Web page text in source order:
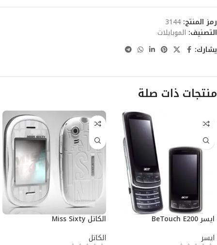
رمز المنتج: 3144
التصنيف: الموبايلات
يشارك:
منتجات ذات صلة
ايسر BeTouch E200
ايسر
الكاتل Miss Sixty
الكاتل